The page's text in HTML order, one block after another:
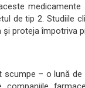
de tip 2. Studiile
proteja împotriva
scumpe – o lună